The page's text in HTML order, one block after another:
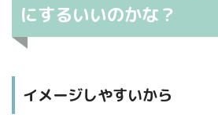
にするいいのかな？
イメージしやすいから